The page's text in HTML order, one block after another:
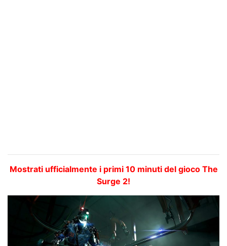
Mostrati ufficialmente i primi 10 minuti del gioco The
Surge 2!